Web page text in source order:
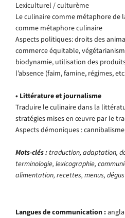
Lexiculturel / culturème
Le culinaire comme métaphore
comme métaphore culinaire
Aspects politiques: droits des
commerce équitable,
biodynamie, utilisation des
l’absence (faim, famine, régimes,
• Littérature et journalisme
Traduire le culinaire dans la
stratégies mises en œuvre par le
Aspects démoniques :
Mots-clés : traduction, adaptation,
terminologie, lexicographie,
alimentation, recettes, menus,
Langues de communication :